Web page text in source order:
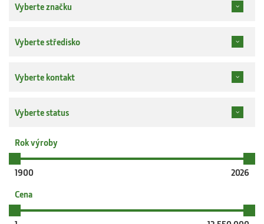
Vyberte značku
Vyberte středisko
Vyberte kontakt
Vyberte status
Rok výroby
1900
2026
Cena